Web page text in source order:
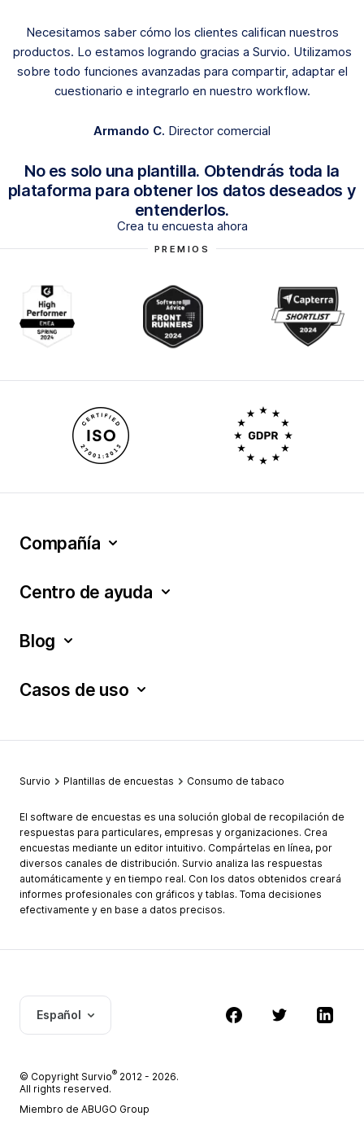
Necesitamos saber cómo los clientes califican nuestros
productos. Lo estamos logrando gracias a Survio. Utilizamos
sobre todo funciones avanzadas para compartir, adaptar el
cuestionario e integrarlo en nuestro workflow.
Armando C. Director comercial
No es solo una plantilla. Obtendrás toda la
plataforma para obtener los datos deseados y
entenderlos.
Crea tu encuesta ahora
PREMIOS
Compañía
Centro de ayuda
Blog
Casos de uso
Survio Plantillas de encuestas Consumo de tabaco
El software de encuestas es una solución global de recopilación de
respuestas para particulares, empresas y organizaciones. Crea
encuestas mediante un editor intuitivo. Compártelas en línea, por
diversos canales de distribución. Survio analiza las respuestas
automáticamente y en tiempo real. Con los datos obtenidos creará
informes profesionales con gráficos y tablas. Toma decisiones
efectivamente y en base a datos precisos.
Español
© Copyright Survio® 2012 - 2026.
All rights reserved.
Miembro de ABUGO Group